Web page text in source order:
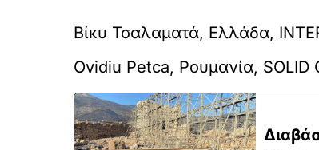
Βίκυ Τσαλαματά, Ελλάδα,
Ovidiu Petca, Ρουμανία, SOLID